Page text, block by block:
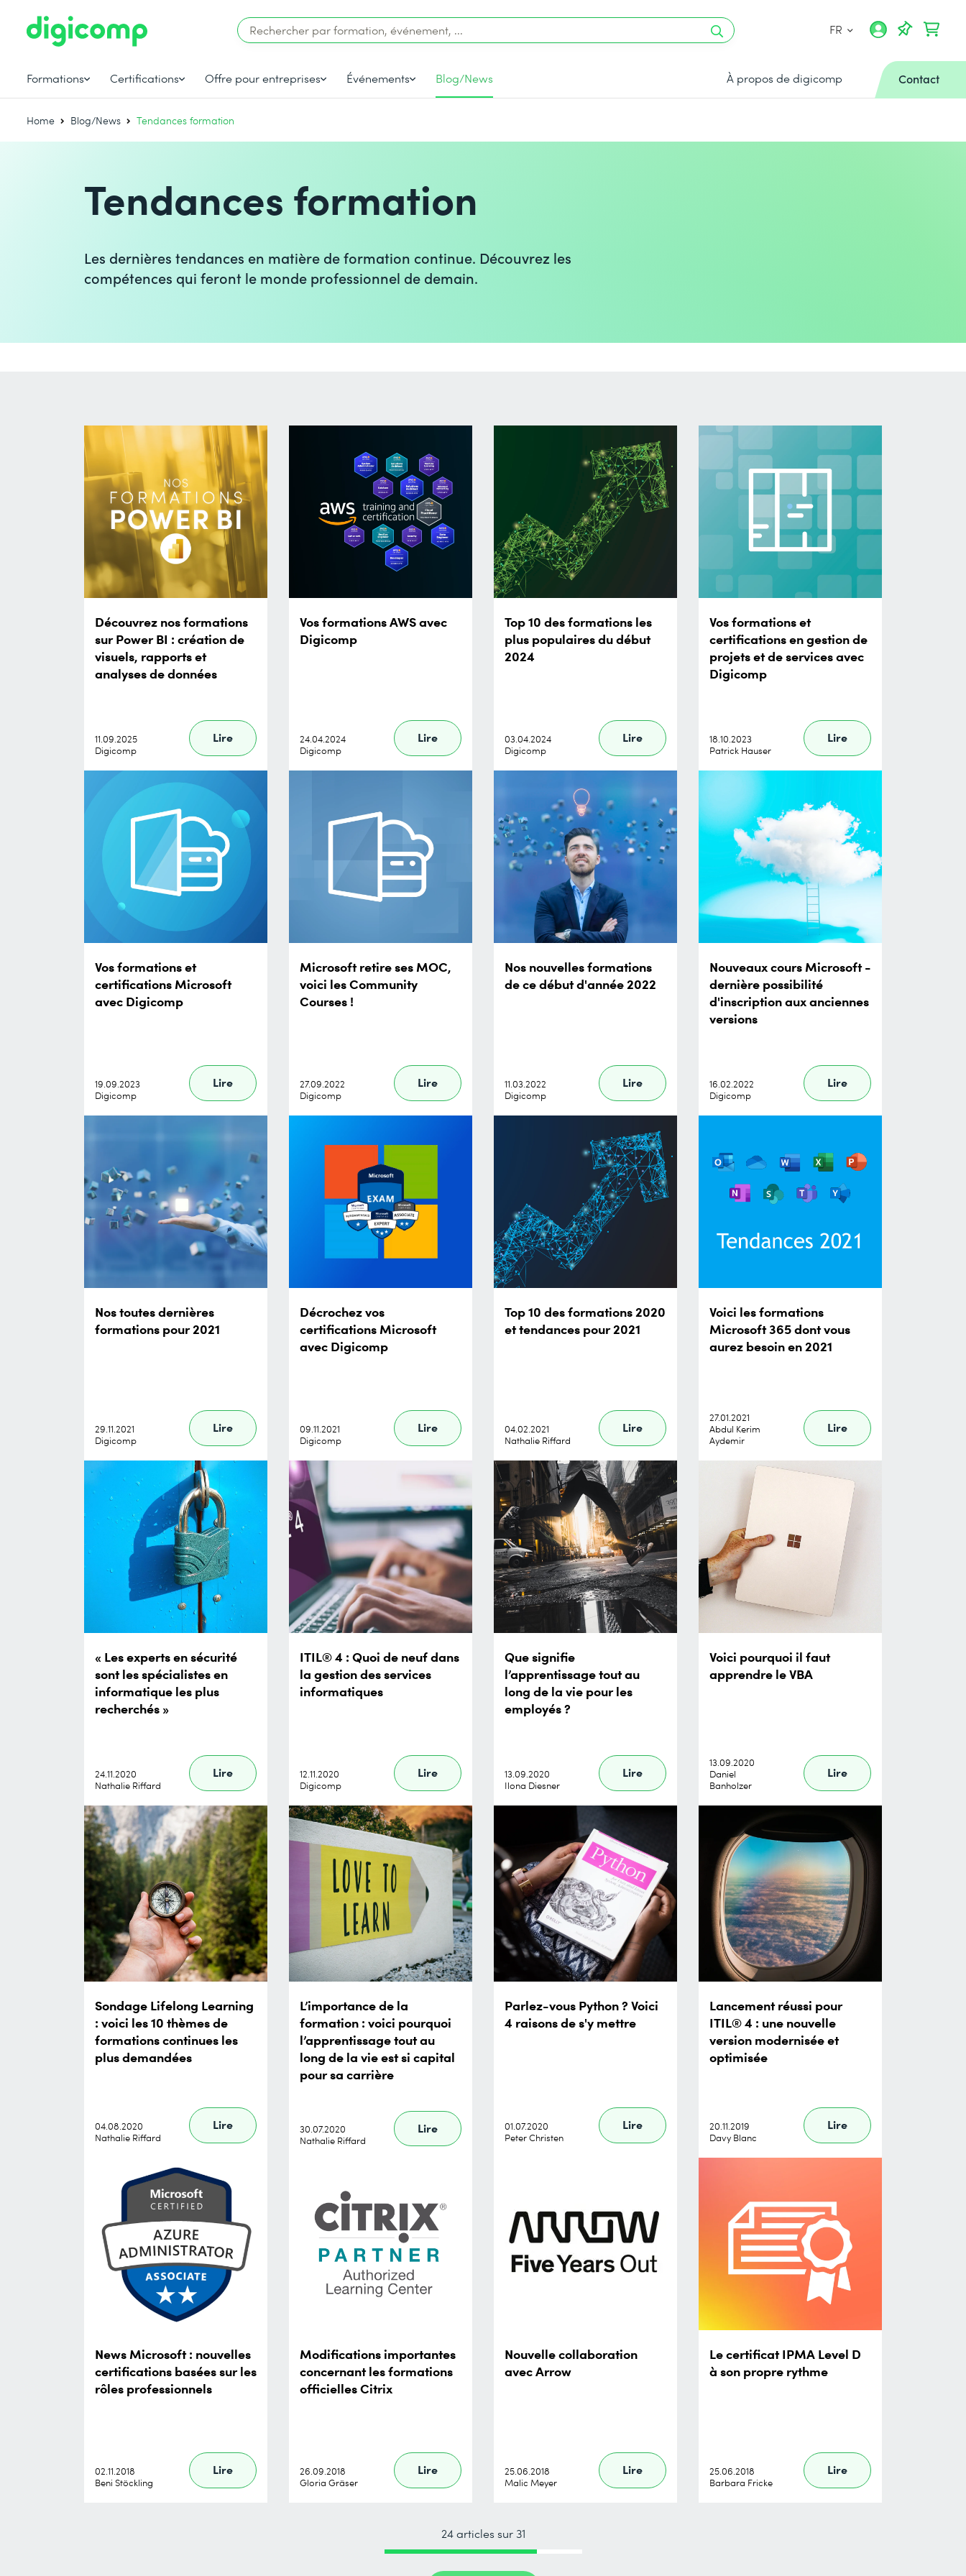
FR
Formations Certifications Offre pour entreprises Événements Blog/News À propos de digicomp Contact
Home Blog/News Tendances formation
Tendances formation
Les dernières tendances en matière de formation continue. Découvrez les
compétences qui feront le monde professionnel de demain.
Découvrez nos formations
sur Power BI : création de
visuels, rapports et
analyses de données
11.09.2025
Digicomp
Lire
Vos formations AWS avec
Digicomp
24.04.2024
Digicomp
Lire
Top 10 des formations les
plus populaires du début
2024
03.04.2024
Digicomp
Lire
Vos formations et
certifications en gestion de
projets et de services avec
Digicomp
18.10.2023
Patrick Hauser
Lire
Vos formations et
certifications Microsoft
avec Digicomp
19.09.2023
Digicomp
Lire
Microsoft retire ses MOC,
voici les Community
Courses !
27.09.2022
Digicomp
Lire
Nos nouvelles formations
de ce début d'année 2022
11.03.2022
Digicomp
Lire
Nouveaux cours Microsoft -
dernière possibilité
d'inscription aux anciennes
versions
16.02.2022
Digicomp
Lire
Nos toutes dernières
formations pour 2021
29.11.2021
Digicomp
Lire
Décrochez vos
certifications Microsoft
avec Digicomp
09.11.2021
Digicomp
Lire
Top 10 des formations 2020
et tendances pour 2021
04.02.2021
Nathalie Riffard
Lire
Voici les formations
Microsoft 365 dont vous
aurez besoin en 2021
27.01.2021
Abdul Kerim
Aydemir
Lire
« Les experts en sécurité
sont les spécialistes en
informatique les plus
recherchés »
24.11.2020
Nathalie Riffard
Lire
ITIL® 4 : Quoi de neuf dans
la gestion des services
informatiques
12.11.2020
Digicomp
Lire
Que signifie
l’apprentissage tout au
long de la vie pour les
employés ?
13.09.2020
Ilona Diesner
Lire
Voici pourquoi il faut
apprendre le VBA
13.09.2020
Daniel
Banholzer
Lire
Sondage Lifelong Learning
: voici les 10 thèmes de
formations continues les
plus demandées
04.08.2020
Nathalie Riffard
Lire
L’importance de la
formation : voici pourquoi
l’apprentissage tout au
long de la vie est si capital
pour sa carrière
30.07.2020
Nathalie Riffard
Lire
Parlez-vous Python ? Voici
4 raisons de s'y mettre
01.07.2020
Peter Christen
Lire
Lancement réussi pour
ITIL® 4 : une nouvelle
version modernisée et
optimisée
20.11.2019
Davy Blanc
Lire
News Microsoft : nouvelles
certifications basées sur les
rôles professionnels
02.11.2018
Beni Stöckling
Lire
Modifications importantes
concernant les formations
officielles Citrix
26.09.2018
Gloria Gräser
Lire
Nouvelle collaboration
avec Arrow
25.06.2018
Malic Meyer
Lire
Le certificat IPMA Level D
à son propre rythme
25.06.2018
Barbara Fricke
Lire
24 articles sur 31